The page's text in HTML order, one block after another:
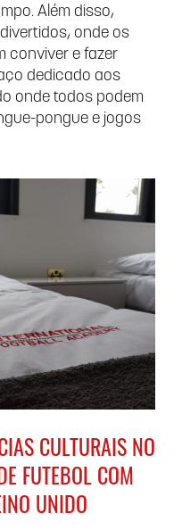
Além disso,
onde os
conviver e fazer
dedicado aos
onde todos podem
pongue e jogos
CULTURAIS NO
FUTEBOL COM
UNIDO